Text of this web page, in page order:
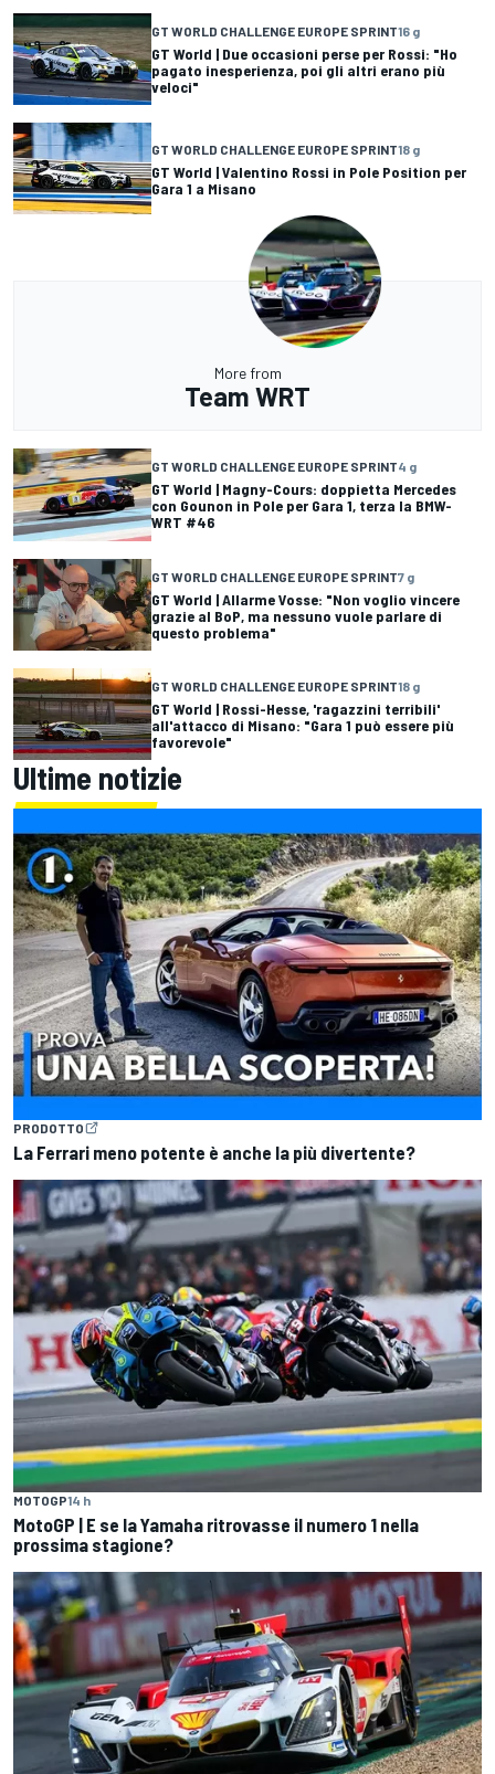
GT WORLD CHALLENGE EUROPE SPRINT16 g
GT World | Due occasioni perse per Rossi: "Ho
pagato inesperienza, poi gli altri erano più
veloci"
GT WORLD CHALLENGE EUROPE SPRINT18 g
GT World | Valentino Rossi in Pole Position per
Gara 1 a Misano
More from
Team WRT
GT WORLD CHALLENGE EUROPE SPRINT4 g
GT World | Magny-Cours: doppietta Mercedes
con Gounon in Pole per Gara 1, terza la BMW-
WRT #46
GT WORLD CHALLENGE EUROPE SPRINT7 g
GT World | Allarme Vosse: "Non voglio vincere
grazie al BoP, ma nessuno vuole parlare di
questo problema"
GT WORLD CHALLENGE EUROPE SPRINT18 g
GT World | Rossi-Hesse, 'ragazzini terribili'
all'attacco di Misano: "Gara 1 può essere più
favorevole"
Ultime notizie
PRODOTTO
La Ferrari meno potente è anche la più divertente?
MOTOGP14 h
MotoGP | E se la Yamaha ritrovasse il numero 1 nella
prossima stagione?